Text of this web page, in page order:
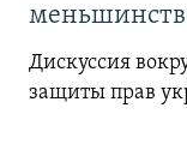
Дискуссия
защиты прав